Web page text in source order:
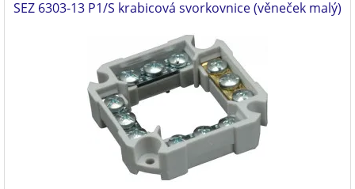
SEZ 6303-13 P1/S krabicová svorkovnice (věneček malý)